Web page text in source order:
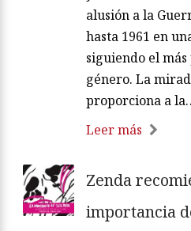
alusión a la
hasta 1961 en
siguiendo el
género. La
proporciona a
Leer más
Zenda
importancia